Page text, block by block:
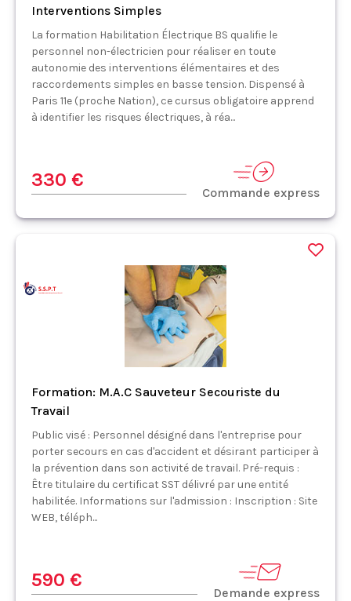
Interventions Simples
La formation Habilitation Électrique BS qualifie le
personnel non-électricien pour réaliser en toute
autonomie des interventions élémentaires et des
raccordements simples en basse tension. Dispensé à
Paris 11e (proche Nation), ce cursus obligatoire apprend
à identifier les risques électriques, à réa...
330 €
Commande express
Formation: M.A.C Sauveteur Secouriste du
Travail
Public visé : Personnel désigné dans l'entreprise pour
porter secours en cas d'accident et désirant participer à
la prévention dans son activité de travail. Pré-requis :
Être titulaire du certificat SST délivré par une entité
habilitée. Informations sur l'admission : Inscription : Site
WEB, téléph...
590 €
Demande express